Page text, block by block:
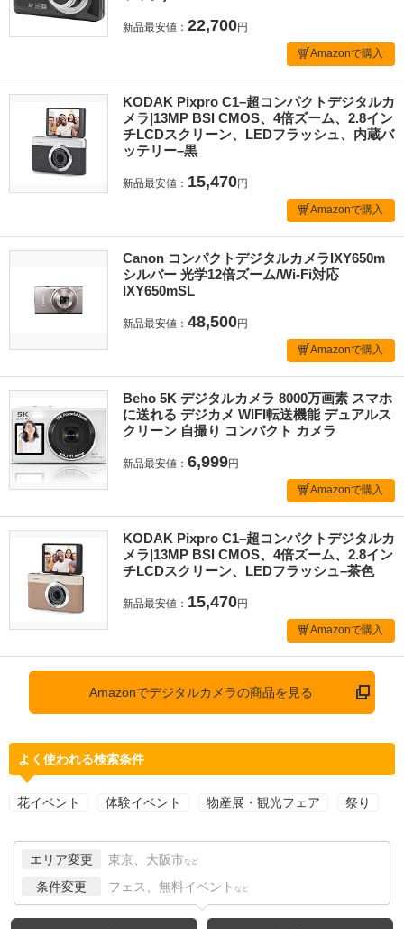
新品最安値： 22,700円
Amazonで購入
KODAK Pixpro C1–超コンパクトデジタルカ
メラ|13MP BSI CMOS、4倍ズーム、2.8イン
チLCDスクリーン、LEDフラッシュ、内蔵バ
ッテリー–黒
新品最安値： 15,470円
Amazonで購入
Canon コンパクトデジタルカメラIXY650m
シルバー 光学12倍ズーム/Wi-Fi対応
IXY650mSL
新品最安値： 48,500円
Amazonで購入
Beho 5K デジタルカメラ 8000万画素 スマホ
に送れる デジカメ WIFI転送機能 デュアルス
クリーン 自撮り コンパクト カメラ
新品最安値： 6,999円
Amazonで購入
KODAK Pixpro C1–超コンパクトデジタルカ
メラ|13MP BSI CMOS、4倍ズーム、2.8イン
チLCDスクリーン、LEDフラッシュ–茶色
新品最安値： 15,470円
Amazonで購入
Amazonでデジタルカメラの商品を見る
よく使われる検索条件
花イベント 体験イベント 物産展・観光フェア 祭り
エリア変更 東京、大阪市 など
条件変更 フェス、無料イベント など